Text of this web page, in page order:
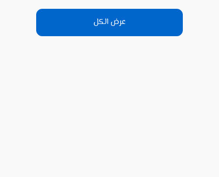
عرض الكل